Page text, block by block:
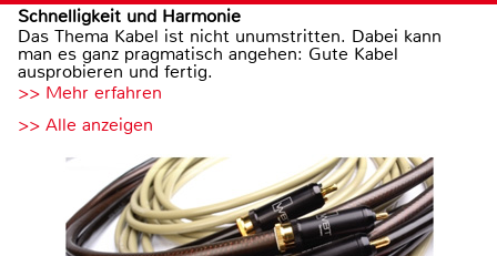
Schnelligkeit und Harmonie
Das Thema Kabel ist nicht unumstritten. Dabei kann
man es ganz pragmatisch angehen: Gute Kabel
ausprobieren und fertig.
>> Mehr erfahren
>> Alle anzeigen